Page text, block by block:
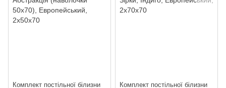
Комплект постільної білизни
Комплект постільної білизни